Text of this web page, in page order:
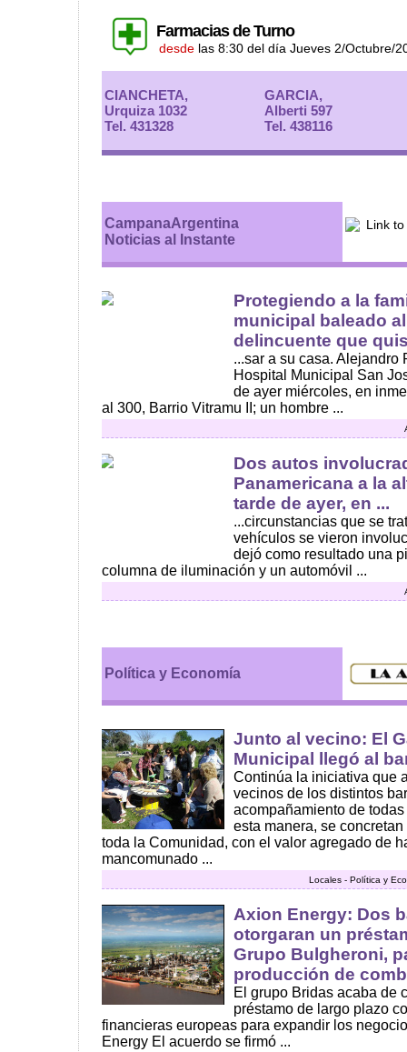
Farmacias de Turno
desde las 8:30 del día Jueves 2/Octubre/
CIANCHETA,
Urquiza 1032
Tel. 431328
GARCIA,
Alberti 597
Tel. 438116
CampanaArgentina
Noticias al Instante
Protegiendo a la
municipal baleado
delincuente que
...sar a su casa. Alejandro
Hospital Municipal San
de ayer miércoles, en
al 300, Barrio Vitramu II; un hombre ...
Dos autos
Panamericana a la
tarde de ayer, en ...
...circunstancias que se
vehículos se vieron
dejó como resultado una
columna de iluminación y un automóvil ...
Política y Economía
Junto al vecino: El
Municipal llegó al
Continúa la iniciativa que
vecinos de los distintos
acompañamiento de
esta manera, se
toda la Comunidad, con el valor agregado de
mancomunado ...
Locales - Política y
Axion Energy: Dos
otorgaran un
Grupo Bulgheroni,
producción de
El grupo Bridas acaba de
préstamo de largo plazo
financieras europeas para expandir los
Energy El acuerdo se firmó ...